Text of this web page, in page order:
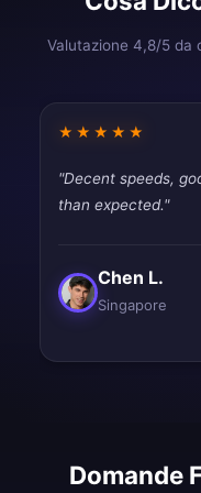
Valutazione 4,8/5 da
★★★★★
"Decent speeds,
than expected."
Chen L.
Singapore
Domande